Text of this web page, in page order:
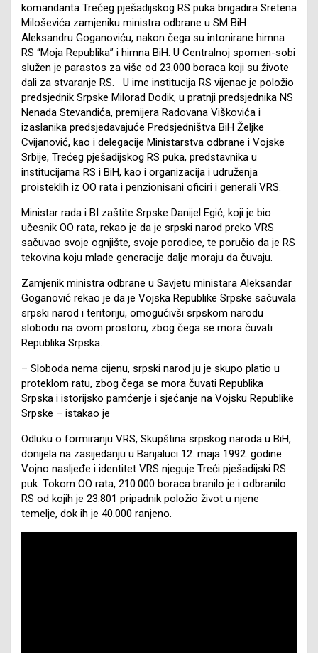
komandanta Trećeg pješadijskog RS puka brigadira Sretena
Miloševića zamjeniku ministra odbrane u SM BiH
Aleksandru Goganoviću, nakon čega su intonirane himna
RS “Moja Republika” i himna BiH. U Centralnoj spomen-sobi
služen je parastos za više od 23.000 boraca koji su živote
dali za stvaranje RS. U ime institucija RS vijenac je položio
predsjednik Srpske Milorad Dodik, u pratnji predsjednika NS
Nenada Stevandića, premijera Radovana Viškovića i
izaslanika predsjedavajuće Predsjedništva BiH Željke
Cvijanović, kao i delegacije Ministarstva odbrane i Vojske
Srbije, Trećeg pješadijskog RS puka, predstavnika u
institucijama RS i BiH, kao i organizacija i udruženja
proisteklih iz OO rata i penzionisani oficiri i generali VRS.
Ministar rada i BI zaštite Srpske Danijel Egić, koji je bio
učesnik OO rata, rekao je da je srpski narod preko VRS
sačuvao svoje ognjište, svoje porodice, te poručio da je RS
tekovina koju mlade generacije dalje moraju da čuvaju.
Zamjenik ministra odbrane u Savjetu ministara Aleksandar
Goganović rekao je da je Vojska Republike Srpske sačuvala
srpski narod i teritoriju, omogućivši srpskom narodu
slobodu na ovom prostoru, zbog čega se mora čuvati
Republika Srpska.
– Sloboda nema cijenu, srpski narod ju je skupo platio u
proteklom ratu, zbog čega se mora čuvati Republika
Srpska i istorijsko pamćenje i sjećanje na Vojsku Republike
Srpske – istakao je
Odluku o formiranju VRS, Skupština srpskog naroda u BiH,
donijela na zasijedanju u Banjaluci 12. maja 1992. godine.
Vojno nasljeđe i identitet VRS njeguje Treći pješadijski RS
puk. Tokom OO rata, 210.000 boraca branilo je i odbranilo
RS od kojih je 23.801 pripadnik položio život u njene
temelje, dok ih je 40.000 ranjeno.